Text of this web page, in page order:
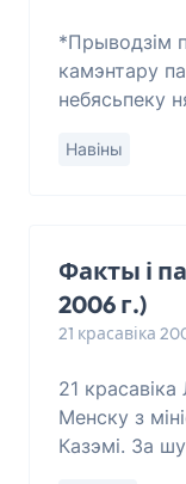
*Прыводзім
камэнтару
небясьпеку
Дзіўна, што
Навіны
Факты і
2006 г.)
21 красавіка
21
Менску з
Казэмі. За